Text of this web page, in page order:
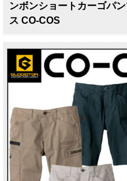
ンボンショートカーゴパ
ス CO-COS